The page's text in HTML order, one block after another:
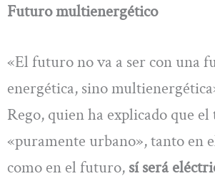
Futuro multienergético
«El futuro no va a ser con una
energética, sino
Rego, quien ha explicado que
«puramente urbano», tanto en
como en el futuro, sí será